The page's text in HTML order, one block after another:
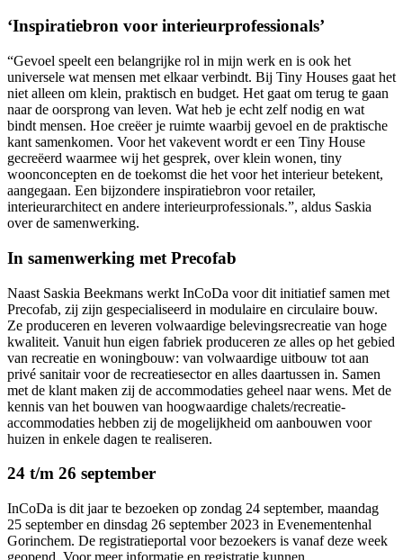
‘Inspiratiebron voor interieurprofessionals’
“Gevoel speelt een belangrijke rol in mijn werk en is ook het
universele wat mensen met elkaar verbindt. Bij Tiny Houses gaat het
niet alleen om klein, praktisch en budget. Het gaat om terug te gaan
naar de oorsprong van leven. Wat heb je echt zelf nodig en wat
bindt mensen. Hoe creëer je ruimte waarbij gevoel en de praktische
kant samenkomen. Voor het vakevent wordt er een Tiny House
gecreëerd waarmee wij het gesprek, over klein wonen, tiny
woonconcepten en de toekomst die het voor het interieur betekent,
aangegaan. Een bijzondere inspiratiebron voor retailer,
interieurarchitect en andere interieurprofessionals.”, aldus Saskia
over de samenwerking.
In samenwerking met Precofab
Naast Saskia Beekmans werkt InCoDa voor dit initiatief samen met
Precofab, zij zijn gespecialiseerd in modulaire en circulaire bouw.
Ze produceren en leveren volwaardige belevingsrecreatie van hoge
kwaliteit. Vanuit hun eigen fabriek produceren ze alles op het gebied
van recreatie en woningbouw: van volwaardige uitbouw tot aan
privé sanitair voor de recreatiesector en alles daartussen in. Samen
met de klant maken zij de accommodaties geheel naar wens. Met de
kennis van het bouwen van hoogwaardige chalets/recreatie-
accommodaties hebben zij de mogelijkheid om aanbouwen voor
huizen in enkele dagen te realiseren.
24 t/m 26 september
InCoDa is dit jaar te bezoeken op zondag 24 september, maandag
25 september en dinsdag 26 september 2023 in Evenementenhal
Gorinchem. De registratieportal voor bezoekers is vanaf deze week
geopend. Voor meer informatie en registratie kunnen